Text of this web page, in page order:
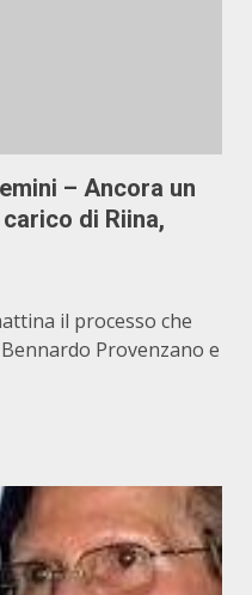
– Ancora un
di Riina,
il processo che
Provenzano e